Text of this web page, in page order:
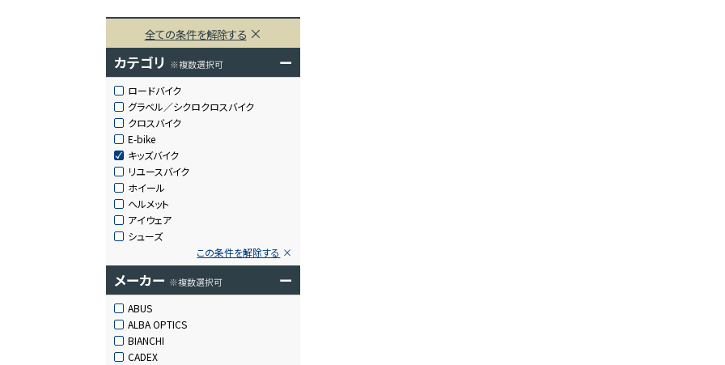
全ての条件を解除する
カテゴリ ※複数選択可 ー
ロードバイク
グラベル／シクロクロスバイク
クロスバイク
E-bike
キッズバイク
リユースバイク
ホイール
ヘルメット
アイウェア
シューズ
この条件を解除する
メーカー ※複数選択可 ー
ABUS
ALBA OPTICS
BIANCHI
CADEX